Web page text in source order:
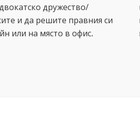
дружество/
и да решите правния си
или на място в офис.